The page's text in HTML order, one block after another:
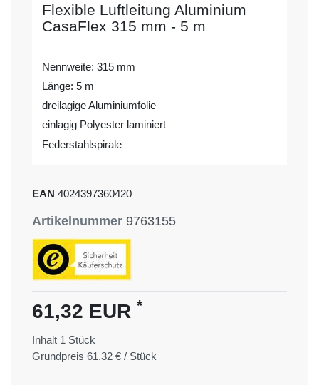
Flexible Luftleitung Aluminium
CasaFlex 315 mm - 5 m
Nennweite: 315 mm
Länge: 5 m
dreilagige Aluminiumfolie
einlagig Polyester laminiert
Federstahlspirale
EAN 4024397360420
Artikelnummer 9763155
61,32 EUR *
Inhalt 1 Stück
Grundpreis 61,32 € / Stück